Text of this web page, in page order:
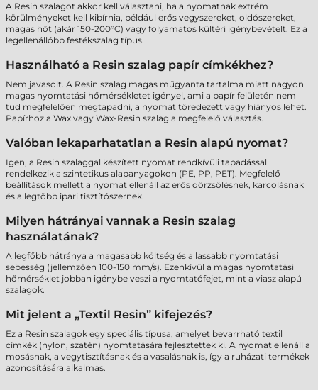
A Resin szalagot akkor kell választani, ha a nyomatnak extrém
körülményeket kell kibírnia, például erős vegyszereket, oldószereket,
magas hőt (akár 150-200°C) vagy folyamatos kültéri igénybevételt. Ez a
legellenállóbb festékszalag típus.
Használható a Resin szalag papír címkékhez?
Nem javasolt. A Resin szalag magas műgyanta tartalma miatt nagyon
magas nyomtatási hőmérsékletet igényel, ami a papír felületén nem
tud megfelelően megtapadni, a nyomat töredezett vagy hiányos lehet.
Papírhoz a Wax vagy Wax-Resin szalag a megfelelő választás.
Valóban lekaparhatatlan a Resin alapú nyomat?
Igen, a Resin szalaggal készített nyomat rendkívüli tapadással
rendelkezik a szintetikus alapanyagokon (PE, PP, PET). Megfelelő
beállítások mellett a nyomat ellenáll az erős dörzsölésnek, karcolásnak
és a legtöbb ipari tisztítószernek.
Milyen hátrányai vannak a Resin szalag
használatának?
A legfőbb hátránya a magasabb költség és a lassabb nyomtatási
sebesség (jellemzően 100-150 mm/s). Ezenkívül a magas nyomtatási
hőmérséklet jobban igénybe veszi a nyomtatófejet, mint a viasz alapú
szalagok.
Mit jelent a „Textil Resin” kifejezés?
Ez a Resin szalagok egy speciális típusa, amelyet bevarrható textil
címkék (nylon, szatén) nyomtatására fejlesztettek ki. A nyomat ellenáll a
mosásnak, a vegytisztításnak és a vasalásnak is, így a ruházati termékek
azonosítására alkalmas.